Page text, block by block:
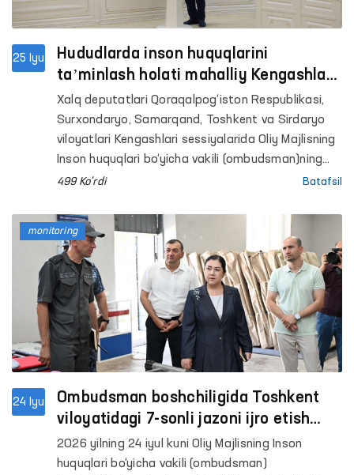
25 Iyu
Hududlarda inson huquqlarini
taʼminlash holati mahalliy Kengashlar
sessiyalarida muhokama qilindi
Xalq deputatlari Qoraqalpog‘iston Respublikasi,
Surxondaryo, Samarqand, Toshkent va Sirdaryo
viloyatlari Kengashlari sessiyalarida Oliy Majlisning
Inson huquqlari bo‘yicha vakili (ombudsman)ning
tegishli mintaqaviy vakillari tomonidan hududlarda
manfaatlarini himoya qilish holati yuzasidan
maʼruzalar taqdim etildi.
499 Ko'rdi Batafsil
24 Iyu
Ombudsman boshchiligida Toshkent
viloyatidagi 7-sonli jazoni ijro etish
koloniyasida monitoring o‘tkazildi
2026 yilning 24 iyul kuni Oliy Majlisning Inson
huquqlari bo‘yicha vakili (ombudsman)
monitoring